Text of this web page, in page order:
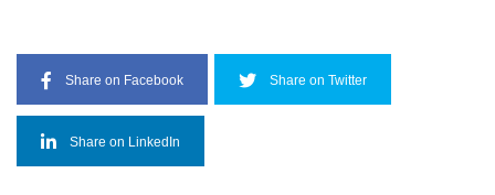
Share on Facebook Share on Twitter
Share on LinkedIn